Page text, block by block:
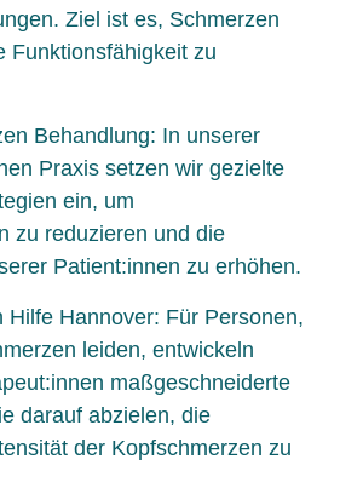
Ziel ist es, Schmerzen
Funktionsfähigkeit zu
Behandlung: In unserer
Praxis setzen wir gezielte
ein, um
zu reduzieren und die
Patient:innen zu erhöhen.
Hilfe Hannover: Für Personen,
leiden, entwickeln
maßgeschneiderte
darauf abzielen, die
der Kopfschmerzen zu